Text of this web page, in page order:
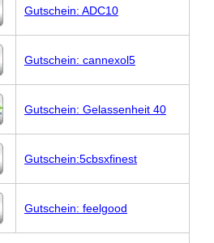
Gutschein: ADC10
Gutschein: cannexol5
Gutschein: Gelassenheit 40
Gutschein:5cbsxfinest
Gutschein: feelgood